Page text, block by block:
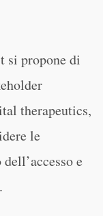
propone di
therapeutics,
le
e